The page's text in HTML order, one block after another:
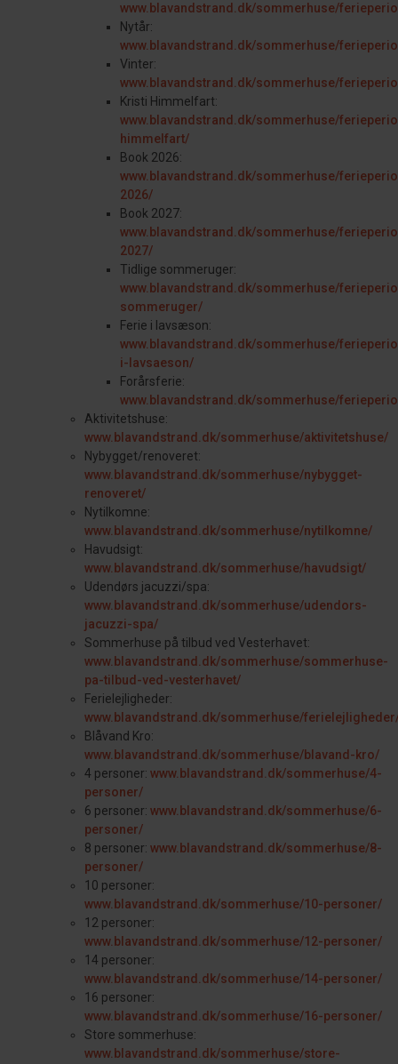
www.blavandstrand.dk/sommerhuse/
Nytår:
www.blavandstrand.dk/sommerhuse/
Vinter:
www.blavandstrand.dk/sommerhuse/
Kristi Himmelfart:
www.blavandstrand.dk/sommerhuse/
himmelfart/
Book 2026:
www.blavandstrand.dk/sommerhuse/
2026/
Book 2027:
www.blavandstrand.dk/sommerhuse/
2027/
Tidlige sommeruger:
www.blavandstrand.dk/sommerhuse/
sommeruger/
Ferie i lavsæson:
www.blavandstrand.dk/sommerhuse/
i-lavsaeson/
Forårsferie:
www.blavandstrand.dk/sommerhuse/
Aktivitetshuse:
www.blavandstrand.dk/sommerhuse/aktivitetshuse/
Nybygget/renoveret:
www.blavandstrand.dk/sommerhuse/nybygget-
renoveret/
Nytilkomne:
www.blavandstrand.dk/sommerhuse/nytilkomne/
Havudsigt:
www.blavandstrand.dk/sommerhuse/havudsigt/
Udendørs jacuzzi/spa:
www.blavandstrand.dk/sommerhuse/udendors-
jacuzzi-spa/
Sommerhuse på tilbud ved Vesterhavet:
www.blavandstrand.dk/sommerhuse/sommerhuse-
pa-tilbud-ved-vesterhavet/
Ferielejligheder:
www.blavandstrand.dk/sommerhuse/
Blåvand Kro:
www.blavandstrand.dk/sommerhuse/blavand-kro/
4 personer: www.blavandstrand.dk/sommerhuse/4-
personer/
6 personer: www.blavandstrand.dk/sommerhuse/6-
personer/
8 personer: www.blavandstrand.dk/sommerhuse/8-
personer/
10 personer:
www.blavandstrand.dk/sommerhuse/10-personer/
12 personer:
www.blavandstrand.dk/sommerhuse/12-personer/
14 personer:
www.blavandstrand.dk/sommerhuse/14-personer/
16 personer:
www.blavandstrand.dk/sommerhuse/16-personer/
Store sommerhuse:
www.blavandstrand.dk/sommerhuse/store-